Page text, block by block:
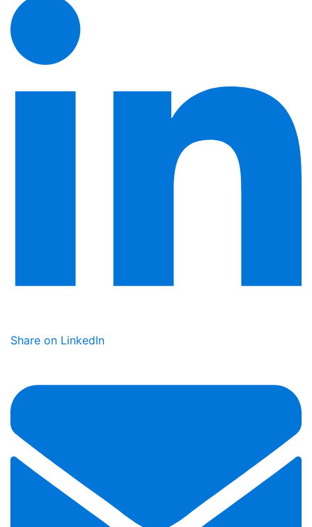
Share on LinkedIn